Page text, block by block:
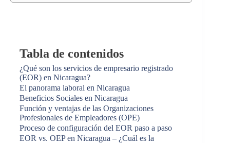
Tabla de contenidos
¿Qué son los servicios de empresario registrado
(EOR) en Nicaragua?
El panorama laboral en Nicaragua
Beneficios Sociales en Nicaragua
Función y ventajas de las Organizaciones
Profesionales de Empleadores (OPE)
Proceso de configuración del EOR paso a paso
EOR vs. OEP en Nicaragua – ¿Cuál es la